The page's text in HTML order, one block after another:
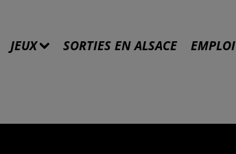
JEUX SORTIES EN ALSACE EMPLOI